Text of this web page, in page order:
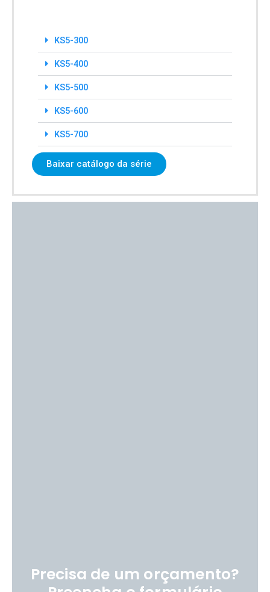
KS5-300
KS5-400
KS5-500
KS5-600
KS5-700
Baixar catálogo da série
Precisa de um orçamento?